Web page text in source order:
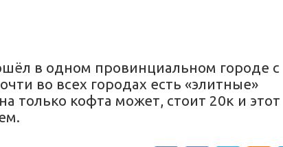
в одном провинциальном городе с
во всех городах есть «элитные»
только кофта может, стоит 20к и этот